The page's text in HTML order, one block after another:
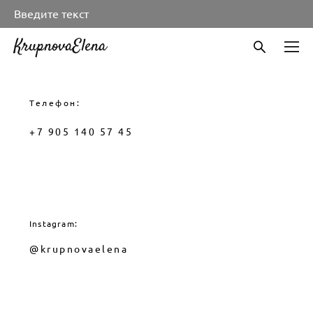
Введите текст
KrupnovaElena
Телефон:
+7 905 140 57 45
Instagram:
@krupnovaelena